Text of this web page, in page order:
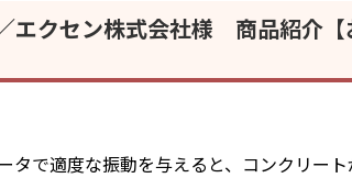
エクセン株式会社様 商品紹介【
タで適度な振動を与えると、コンクリー